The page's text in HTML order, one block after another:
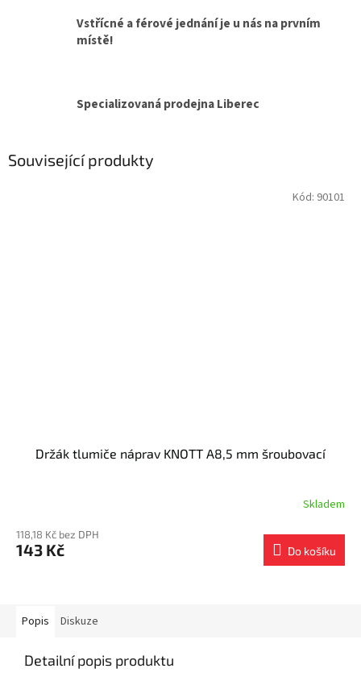
Vstřícné a férové jednání je u nás na prvním
místě!
Specializovaná prodejna Liberec
Související produkty
Držák tlumiče náprav KNOTT A8,5 mm šroubovací
Skladem
118,18 Kč bez DPH
143 Kč Do košíku
Kód: 90101
Popis Diskuze
Detailní popis produktu